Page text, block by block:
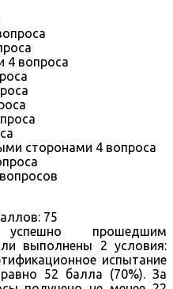
4 вопроса
сторонами 4 вопроса
75
прошедшим
выполнены 2 условия:
испытание
52 балла (70%). За